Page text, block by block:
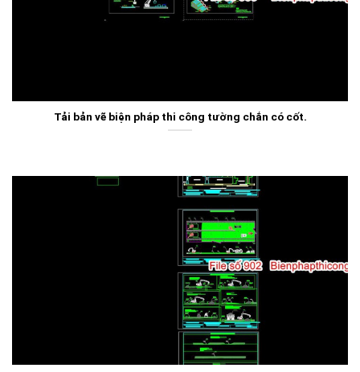
Tải bản vẽ biện pháp thi công tường chắn có cốt.